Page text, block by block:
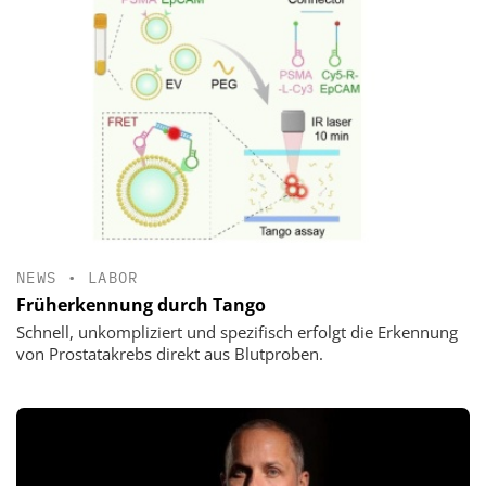
NEWS • LABOR
Früherkennung durch Tango
Schnell, unkompliziert und spezifisch erfolgt die Erkennung
von Prostatakrebs direkt aus Blutproben.